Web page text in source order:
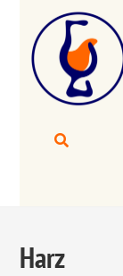
Harz